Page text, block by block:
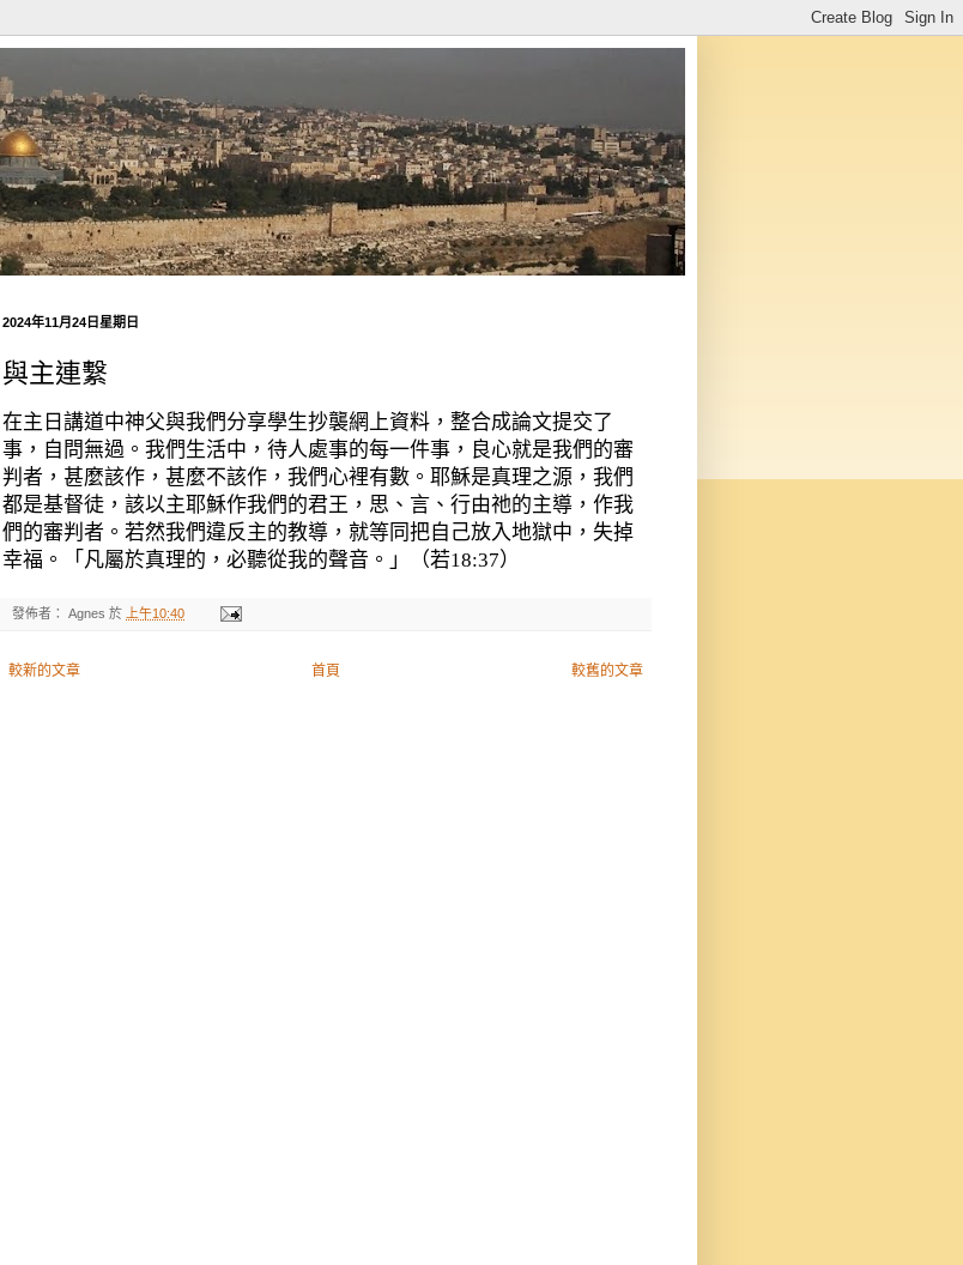
2024年11月24日星期日
與主連繫
在主日講道中神父與我們分享學生抄襲網上資料，整合成論文提交了
事，自問無過。我們生活中，待人處事的每一件事，良心就是我們的審
判者，甚麼該作，甚麼不該作，我們心裡有數。耶穌是真理之源，我們
都是基督徒，該以主耶穌作我們的君王，思、言、行由祂的主導，作我
們的審判者。若然我們違反主的教導，就等同把自己放入地獄中，失掉
幸福。「凡屬於真理的，必聽從我的聲音。」（若18:37）
發佈者： Agnes 於 上午10:40
較新的文章 較舊的文章
首頁